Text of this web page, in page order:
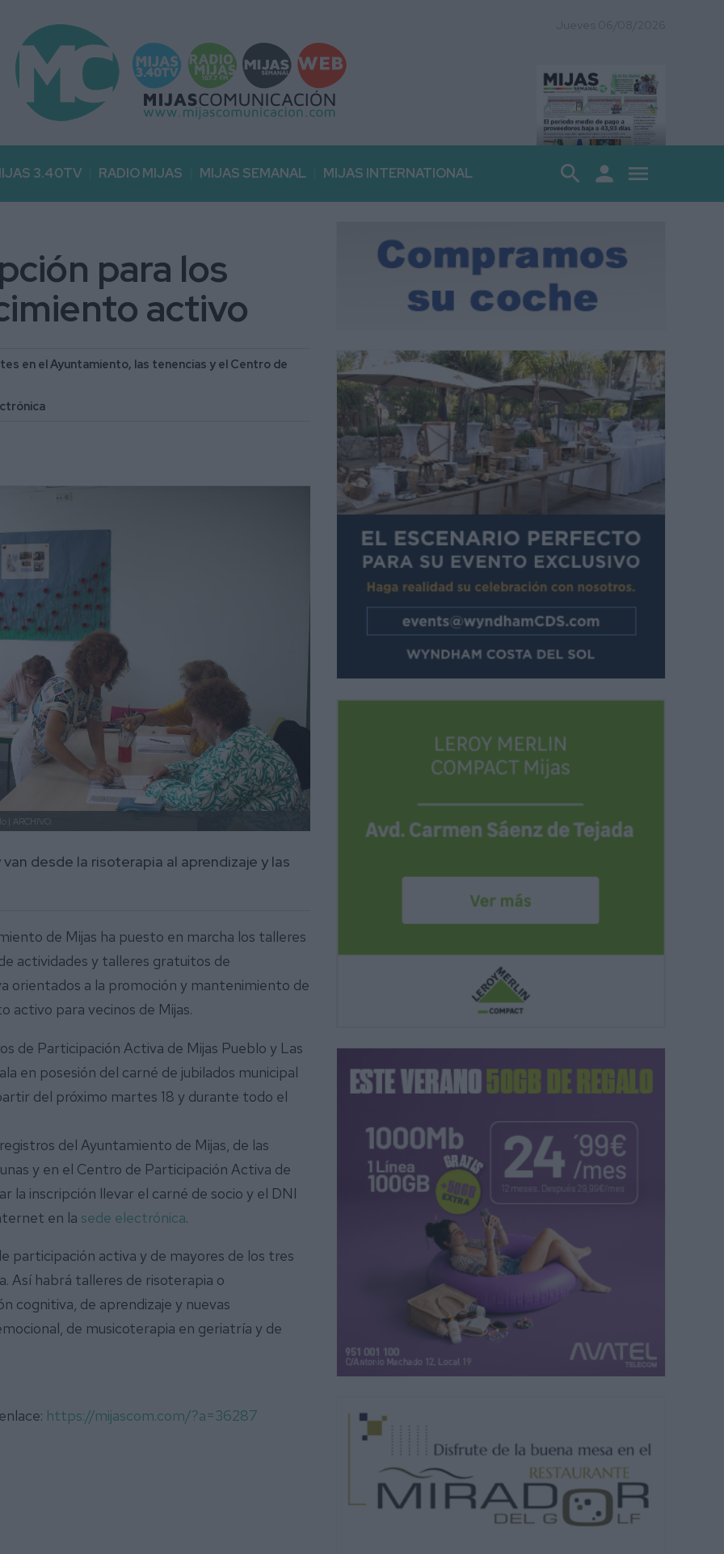
3.40TV RADIO MIJAS MIJAS SEMANAL MIJAS INTERNATIONAL search person menu
para los
activo
en el Ayuntamiento, las tenencias y el Centro de
| ARCHIVO.
desde la risoterapia al aprendizaje y las
de Mijas ha puesto en marcha los talleres
actividades y talleres gratuitos de
orientados a la promoción y mantenimiento de
activo para vecinos de Mijas.
de Participación Activa de Mijas Pueblo y Las
en posesión del carné de jubilados municipal
del próximo martes 18 y durante todo el
del Ayuntamiento de Mijas, de las
y en el Centro de Participación Activa de
la inscripción llevar el carné de socio y el DNI
en la sede electrónica.
participación activa y de mayores de los tres
Así habrá talleres de risoterapia o
cognitiva, de aprendizaje y nuevas
de musicoterapia en geriatría y de
https://mijascom.com/?a=36287